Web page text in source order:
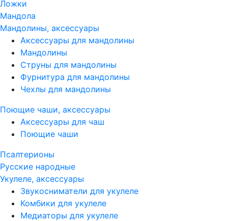
Ложки
Мандола
Мандолины, аксессуары
Аксессуары для мандолины
Мандолины
Струны для мандолины
Фурнитура для мандолины
Чехлы для мандолины
Поющие чаши, аксессуары
Аксессуары для чаш
Поющие чаши
Псалтерионы
Русские народные
Укулеле, аксессуары
Звукосниматели для укулеле
Комбики для укулеле
Медиаторы для укулеле